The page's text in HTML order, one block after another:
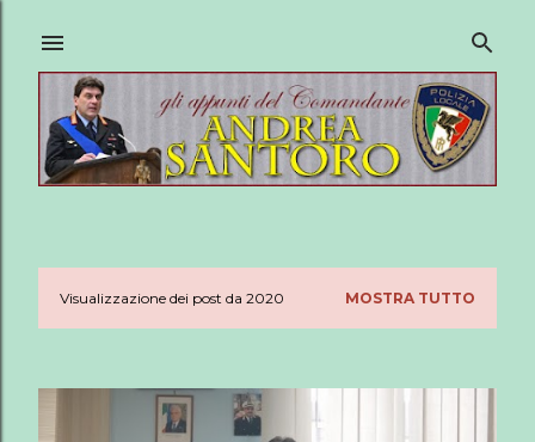
P
s
Visualizzazione dei post da 2020 MOSTRA TUTTO